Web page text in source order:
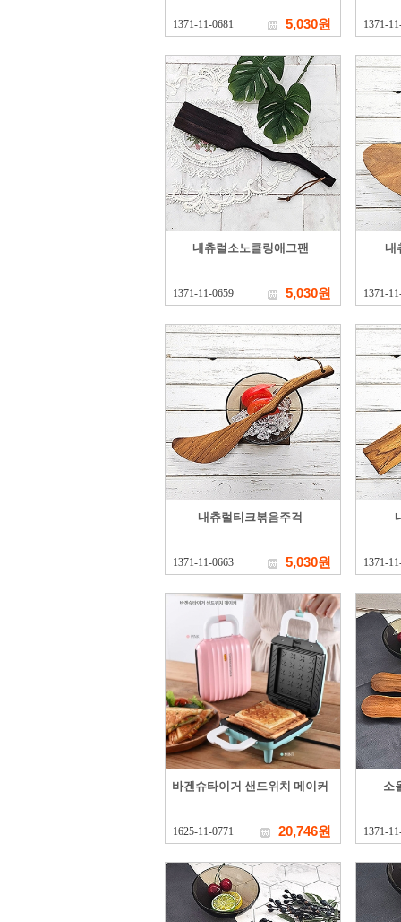
1371-11-0681 5,030원 1371-
내츄럴소노클링애그팬
1371-11-0659 5,030원
내
1371-
내츄럴티크볶음주걱
1371-11-0663 5,030원 1371-
바겐슈타이거 샌드위치 메이커
1625-11-0771 20,746원
소
1371-